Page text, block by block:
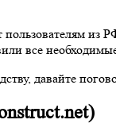
из
все
давайте